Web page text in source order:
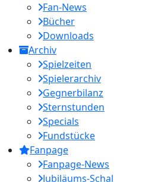
Fan-News
Bücher
Downloads
Archiv
Spielzeiten
Spielerarchiv
Gegnerbilanz
Sternstunden
Specials
Fundstücke
Fanpage
Fanpage-News
Jubiläums-Schal